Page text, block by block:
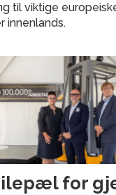
til viktige
innenlands.
for